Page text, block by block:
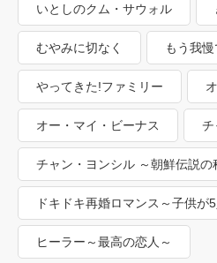
いとしのクム・サウォル
むやみに切なく もう我慢
やってきた!ファミリー
オー・マイ・ビーナス チ
チャン・ヨンシル ～朝鮮伝説の
ドキドキ再婚ロマンス～子供が5
ヒーラー～最高の恋人～